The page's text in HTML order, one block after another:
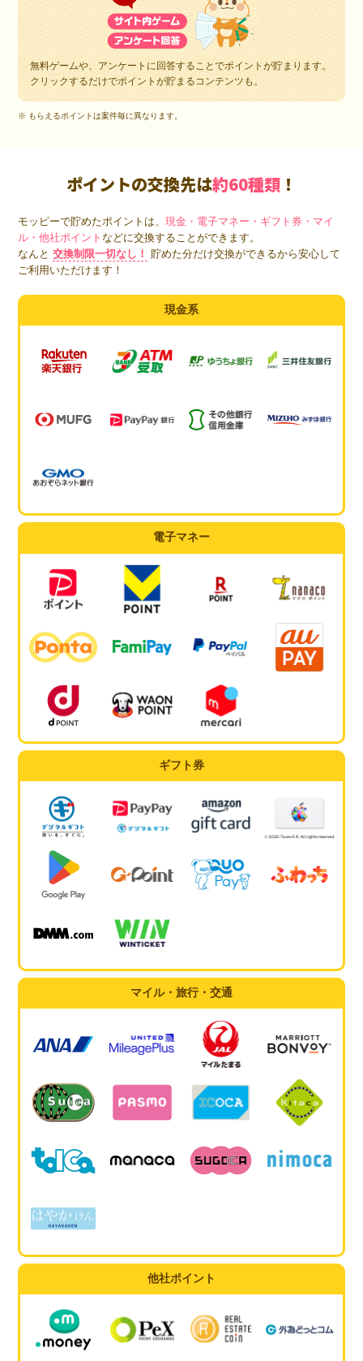
無料ゲームや、アンケートに回答することでポイントが貯まります。
クリックするだけでポイントが貯まるコンテンツも。
※ もらえるポイントは案件毎に異なります。
ポイントの交換先は約60種類 ！
モッピーで貯めたポイントは、現金・電子マネー・ギフト券・マイ
ル・他社ポイントなどに交換することができます。
なんと 交換制限一切なし！
貯めた分だけ交換ができるから安心して
ご利用いただけます！
現金系
電子マネー
ギフト券
マイル・旅行・交通
他社ポイント